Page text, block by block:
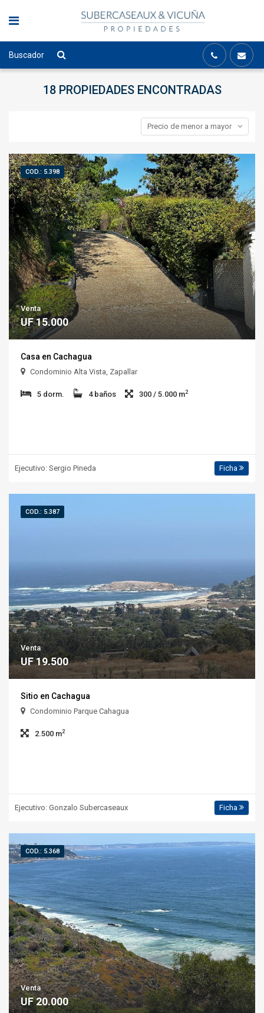
Buscador
18 PROPIEDADES ENCONTRADAS
Precio de menor a mayor
COD.: 5.398
Venta
UF 15.000
Casa en Cachagua
Condominio Alta Vista, Zapallar
5 dorm. 4 baños 300 / 5.000 m2
Ejecutivo: Sergio Pineda Ficha
COD.: 5.387
Venta
UF 19.500
Sitio en Cachagua
Condominio Parque Cahagua
2.500 m2
Ejecutivo: Gonzalo Subercaseaux Ficha
COD.: 5.368
Venta
UF 20.000